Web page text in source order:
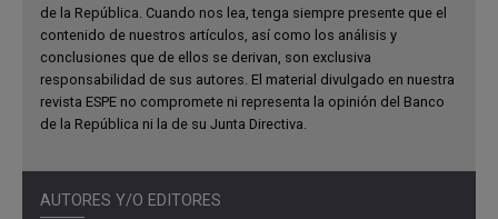
de la República. Cuando nos lea, tenga siempre presente que el
contenido de nuestros artículos, así como los análisis y
conclusiones que de ellos se derivan, son exclusiva
responsabilidad de sus autores. El material divulgado en nuestra
revista ESPE no compromete ni representa la opinión del Banco
de la República ni la de su Junta Directiva.
AUTORES Y/O EDITORES
limitaciones y si han cumplido con el objetivo para el que
fueron creadas. Se estudia la relación fiscal entre los
gobiernos subnacionales y el gobierno nacional a través
del vínculo natural que representan las transferencias. Por
otro lado, utilizando diferentes aproximaciones
papel de las reglas fiscales en la ciclicidad de la política